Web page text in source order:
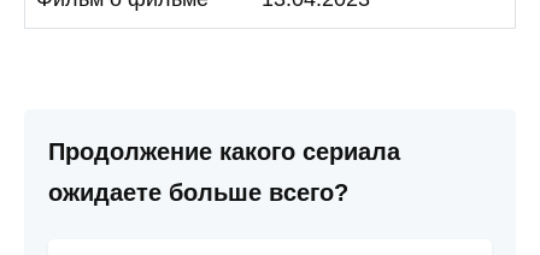
Продолжение какого сериала
ожидаете больше всего?